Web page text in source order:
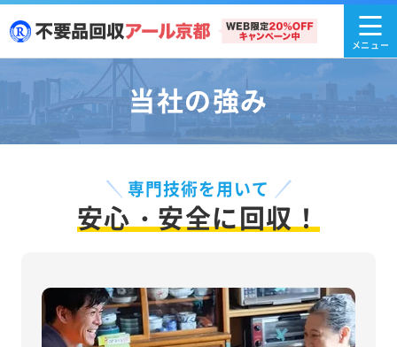
当社の強み
専門技術を用いて
安心・安全に回収！